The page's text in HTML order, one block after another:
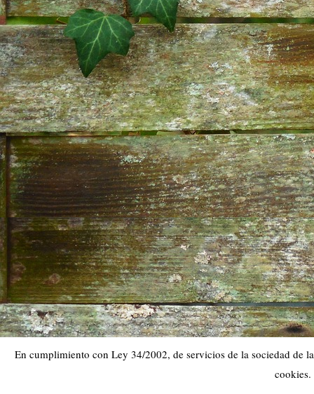
En cumplimiento con Ley 34/2002, de servicios de la sociedad de
cookies.